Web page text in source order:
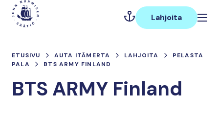
Hyppää
sisältöön
Päävalikko
Lahjoita
ETUSIVU AUTA ITÄMERTA LAHJOITA
PELASTA
PALA
BTS ARMY FINLAND
BTS ARMY Finland